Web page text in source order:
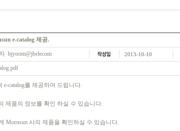
e-catalog 제공.
bjyoom@jbelecom 2013-10-10
e-catalog를 제공하여 드립니다.
제품의 정보를 확인 하실 수 있습니다.
Mornsun 사의 제품을 확인하실 수 있습니다.